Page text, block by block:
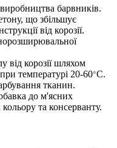
барвників.
що збільшує
від корозії.
від корозії шляхом
температурі 20-60°С.
тканин.
до м'ясних
та консерванту.